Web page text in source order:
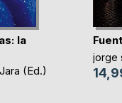
la
(Ed.)
jorge